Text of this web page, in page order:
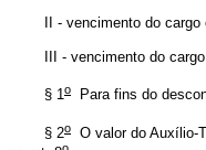
II - vencimento do cargo
III - vencimento do cargo
§ 1o Para fins do
§ 2o
O valor do Auxílio-